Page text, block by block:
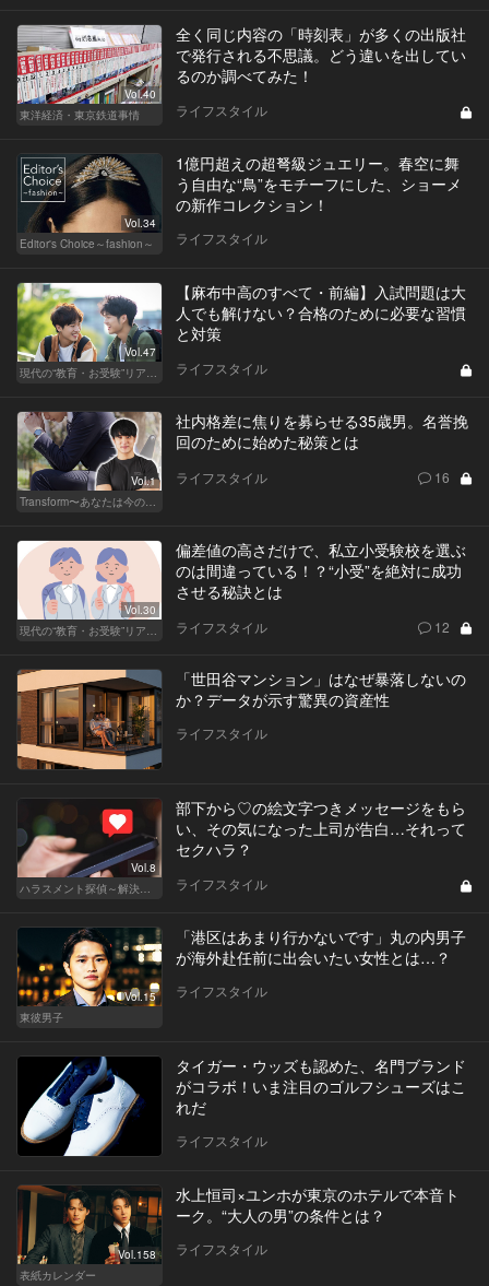
Vol.40
東洋経済・東京鉄道事情
全く同じ内容の「時刻表」が多くの出版社
で発行される不思議。どう違いを出してい
るのか調べてみた！
ライフスタイル
Vol.34
Editor's Choice～fashion～
1億円超えの超弩級ジュエリー。春空に舞
う自由な“鳥”をモチーフにした、ショーメ
の新作コレクション！
ライフスタイル
Vol.47
【麻布中高のすべて・前編】入試問題は大
人でも解けない？合格のために必要な習慣
と対策
ライフスタイル
Vol.1
社内格差に焦りを募らせる35歳男。名誉挽
回のために始めた秘策とは
ライフスタイル 16
Vol.30
偏差値の高さだけで、私立小受験校を選ぶ
のは間違っている！？“小受”を絶対に成功
させる秘訣とは
ライフスタイル 12
「世田谷マンション」はなぜ暴落しないの
か？データが示す驚異の資産性
ライフスタイル
Vol.8
部下から♡の絵文字つきメッセージをもら
い、その気になった上司が告白…それって
セクハラ？
ライフスタイル
Vol.15
東彼男子
「港区はあまり行かないです」丸の内男子
が海外赴任前に出会いたい女性とは…？
ライフスタイル
タイガー・ウッズも認めた、名門ブランド
がコラボ！いま注目のゴルフシューズはこ
れだ
ライフスタイル
Vol.158
表紙カレンダー
水上恒司×ユンホが東京のホテルで本音ト
ーク。“大人の男”の条件とは？
ライフスタイル